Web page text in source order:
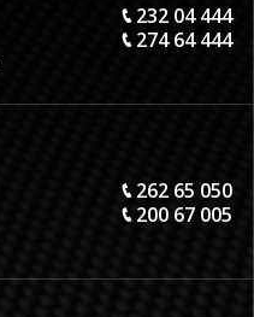
232 04 444
274 64 444
262 65 050
200 67 005